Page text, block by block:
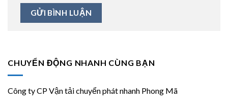
CHUYỂN ĐỘNG NHANH CÙNG BẠN
Công ty CP Vận tải chuyển phát nhanh Phong Mã